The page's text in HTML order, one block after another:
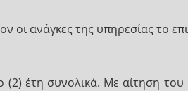
οι ανάγκες της υπηρεσίας το
έτη συνολικά. Με αίτηση